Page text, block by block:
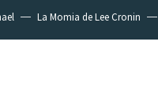
La Momia de Lee Cronin